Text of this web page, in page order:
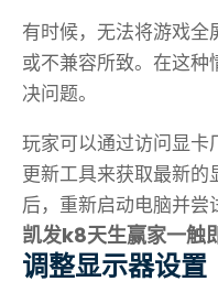
有时候，无法将游戏全
或不兼容所致。在这
决问题。
玩家可以通过访问显卡
更新工具来获取最新
后，重新启动电脑并尝
凯发k8天生赢家一触
调整显示器设置